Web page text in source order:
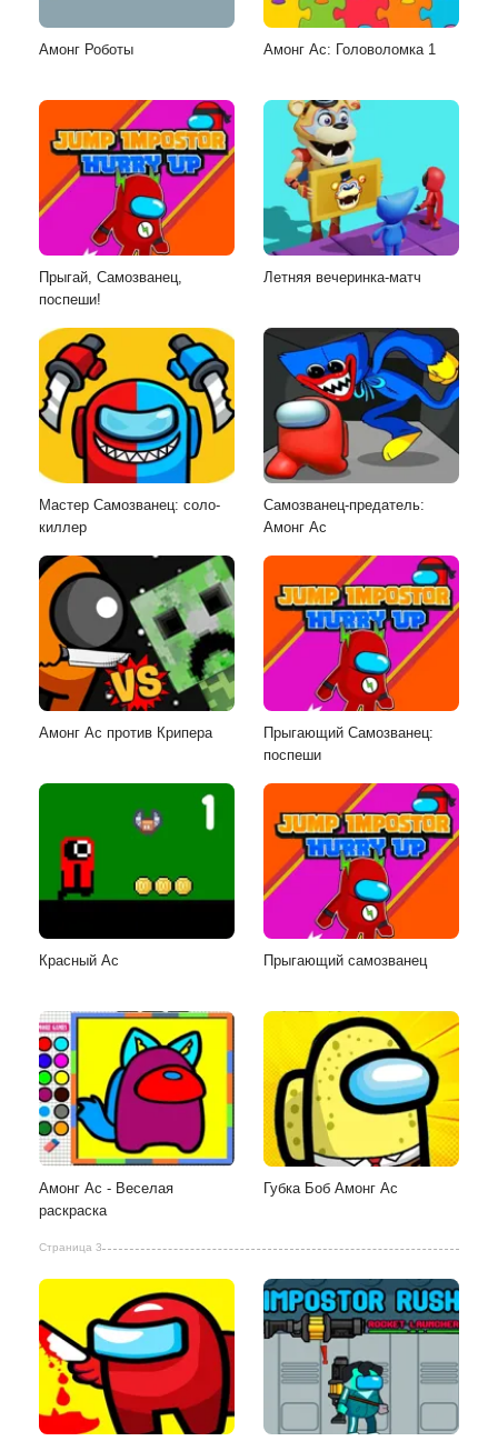
Амонг Роботы Амонг Ас: Головоломка 1
Прыгай, Самозванец,
поспеши!
Летняя вечеринка-матч
Мастер Самозванец: соло-
киллер
Самозванец-предатель:
Амонг Ас
Амонг Ас против Крипера
Прыгающий Самозванец:
поспеши
Красный Ас Прыгающий самозванец
Амонг Ас - Веселая
раскраска
Губка Боб Амонг Ас
Страница 3